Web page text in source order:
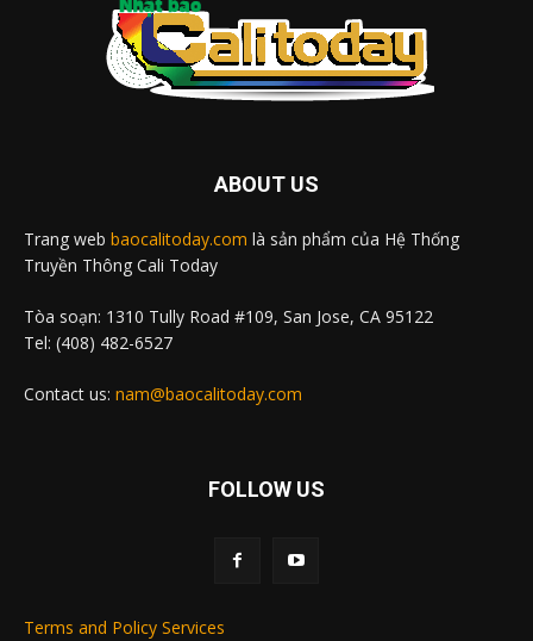
ABOUT US
Trang web baocalitoday.com là sản phẩm của Hệ Thống
Truyền Thông Cali Today
Tòa soạn: 1310 Tully Road #109, San Jose, CA 95122
Tel: (408) 482-6527
Contact us: nam@baocalitoday.com
FOLLOW US
Terms and Policy Services